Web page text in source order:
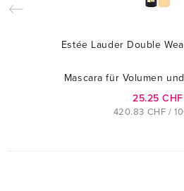
Estée Lauder Double
Mascara für Volumen
25.25 CHF
420.83 CHF /